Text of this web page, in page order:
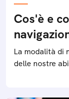
Cos'è e
La modalità di
delle nostre